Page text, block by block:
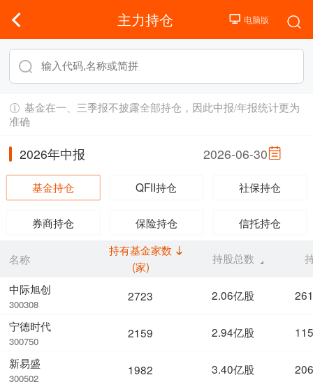
主力持仓
基金在一、三季报不披露全部持仓，因此中报/年报统计更为
准确
2026年中报 2026-06-30
基金持仓 QFII持仓 社保持仓
券商持仓 保险持仓 信托持仓
名称
中际旭创
300308
宁德时代
300750
新易盛
300502
持有基金家数
(家)
持股总数
2723 2.06亿股
2159 2.94亿股
1982 3.40亿股